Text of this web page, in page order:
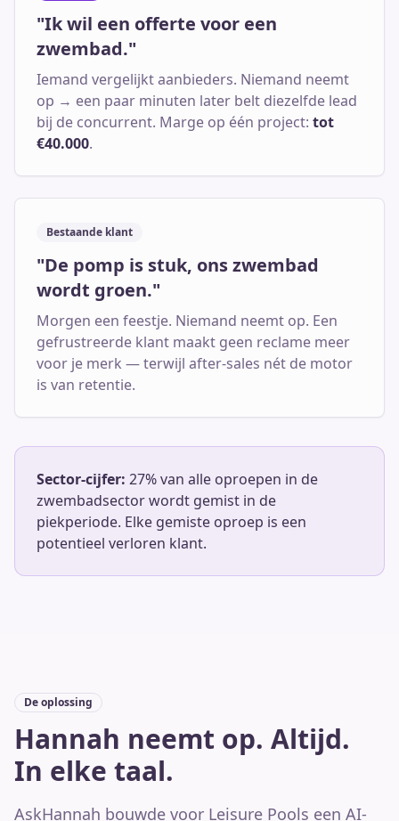
"Ik wil een offerte voor een
zwembad."
Iemand vergelijkt aanbieders. Niemand neemt
op → een paar minuten later belt diezelfde lead
bij de concurrent. Marge op één project: tot
€40.000.
Bestaande klant
"De pomp is stuk, ons zwembad
wordt groen."
Morgen een feestje. Niemand neemt op. Een
gefrustreerde klant maakt geen reclame meer
voor je merk — terwijl after-sales nét de motor
is van retentie.
Sector-cijfer: 27% van alle oproepen in de
zwembadsector wordt gemist in de
piekperiode. Elke gemiste oproep is een
potentieel verloren klant.
De oplossing
Hannah neemt op. Altijd.
In elke taal.
AskHannah bouwde voor Leisure Pools een AI-